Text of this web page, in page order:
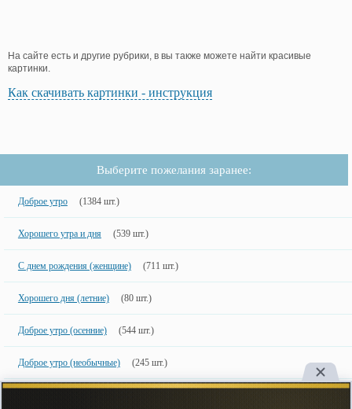
На сайте есть и другие рубрики, в вы также можете найти красивые
картинки.
Как скачивать картинки - инструкция
Выберите пожелания заранее:
Доброе утро (1384 шт.)
Хорошего утра и дня (539 шт.)
С днем рождения (женщине) (711 шт.)
Хорошего дня (летние) (80 шт.)
Доброе утро (осенние) (544 шт.)
Доброе утро (необычные) (245 шт.)